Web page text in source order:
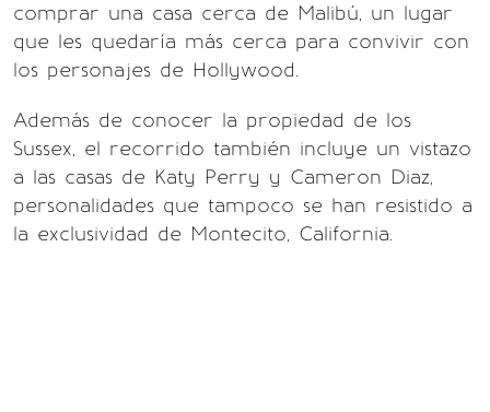
comprar una casa cerca de Malibú, un lugar
que les quedaría más cerca para convivir con
los personajes de Hollywood.
Además de conocer la propiedad de los
Sussex, el recorrido también incluye un vistazo
a las casas de Katy Perry y Cameron Diaz,
personalidades que tampoco se han resistido a
la exclusividad de Montecito, California.